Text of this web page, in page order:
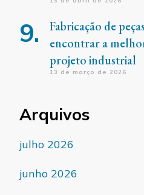
Fabricação de
encontrar a
projeto industrial
13 de março de 2026
Arquivos
julho 2026
junho 2026